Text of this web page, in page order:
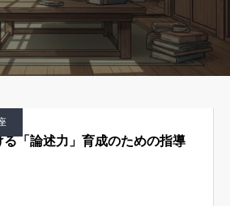
「論述力」育成のための指導